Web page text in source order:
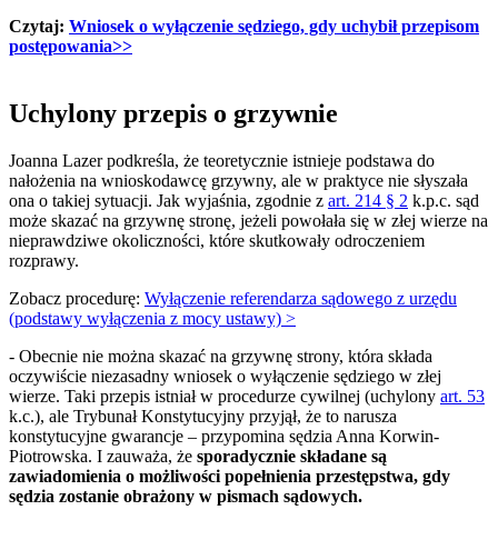
Czytaj: Wniosek o wyłączenie sędziego, gdy uchybił przepisom
postępowania>>
Uchylony przepis o grzywnie
Joanna Lazer podkreśla, że teoretycznie istnieje podstawa do
nałożenia na wnioskodawcę grzywny, ale w praktyce nie słyszała
ona o takiej sytuacji. Jak wyjaśnia, zgodnie z art. 214 § 2 k.p.c. sąd
może skazać na grzywnę stronę, jeżeli powołała się w złej wierze na
nieprawdziwe okoliczności, które skutkowały odroczeniem
rozprawy.
Zobacz procedurę: Wyłączenie referendarza sądowego z urzędu
(podstawy wyłączenia z mocy ustawy) >
- Obecnie nie można skazać na grzywnę strony, która składa
oczywiście niezasadny wniosek o wyłączenie sędziego w złej
wierze. Taki przepis istniał w procedurze cywilnej (uchylony art. 53
k.c.), ale Trybunał Konstytucyjny przyjął, że to narusza
konstytucyjne gwarancje – przypomina sędzia Anna Korwin-
Piotrowska. I zauważa, że sporadycznie składane są
zawiadomienia o możliwości popełnienia przestępstwa, gdy
sędzia zostanie obrażony w pismach sądowych.